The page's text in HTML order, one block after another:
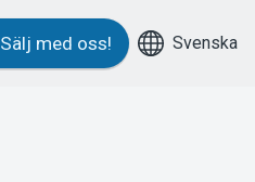
Sälj med oss! Svenska